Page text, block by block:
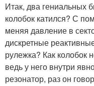
Итак, два гениальных
колобок катился? С
меняя давление в
дискретные
рулежка? Как колобок
ведь у него внутри
резонатор, раз он